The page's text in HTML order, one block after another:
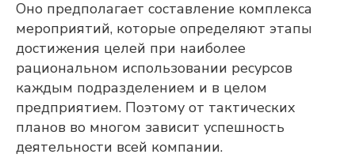
Оно предполагает составление комплекса
мероприятий, которые определяют этапы
достижения целей при наиболее
рациональном использовании ресурсов
каждым подразделением и в целом
предприятием. Поэтому от тактических
планов во многом зависит успешность
деятельности всей компании.